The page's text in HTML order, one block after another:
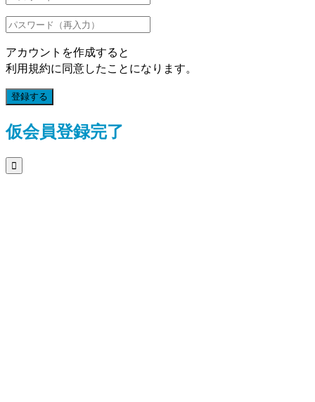
アカウントを作成すると
利用規約に同意したことになります。
登録する
仮会員登録完了
